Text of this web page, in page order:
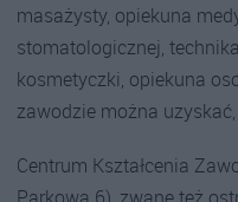
masażysty, opiekuna
stomatologicznej,
kosmetyczki, opiekuna
zawodzie można
Centrum Kształcenia